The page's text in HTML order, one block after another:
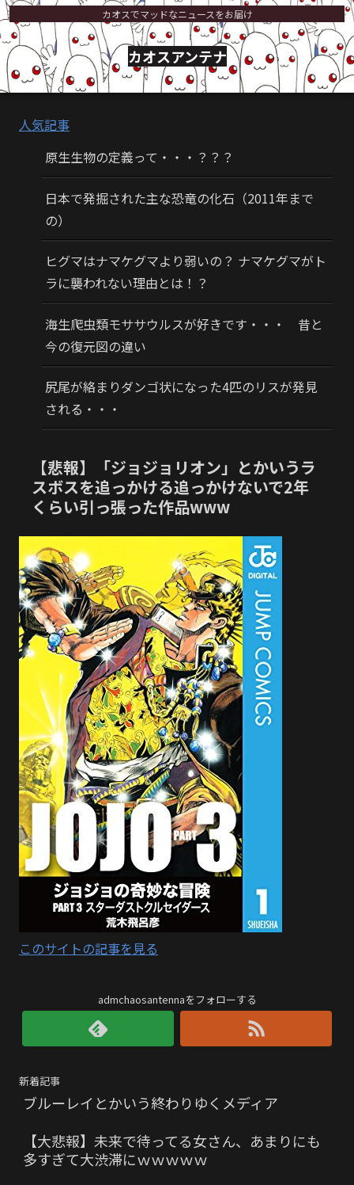
カオスでマッドなニュースをお届け
カオスアンテナ
人気記事
原生生物の定義って・・・？？？
日本で発掘された主な恐竜の化石（2011年まで
の）
ヒグマはナマケグマより弱いの？ ナマケグマがト
ラに襲われない理由とは！？
海生爬虫類モササウルスが好きです・・・ 昔と
今の復元図の違い
尻尾が絡まりダンゴ状になった4匹のリスが発見
される・・・
【悲報】「ジョジョリオン」とかいうラ
スボスを追っかける追っかけないで2年
くらい引っ張った作品www
このサイトの記事を見る
admchaosantennaをフォローする
新着記事
ブルーレイとかいう終わりゆくメディア
【大悲報】未来で待ってる女さん、あまりにも
多すぎて大渋滞にｗｗｗｗｗ